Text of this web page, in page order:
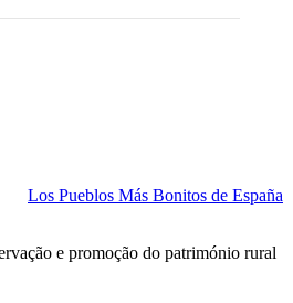
Los Pueblos Más Bonitos de España
e promoção do património rural